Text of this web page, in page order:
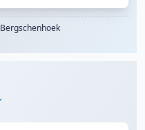
Bergschenhoek